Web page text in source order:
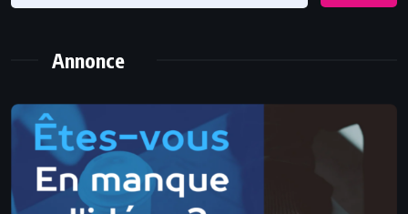
Annonce